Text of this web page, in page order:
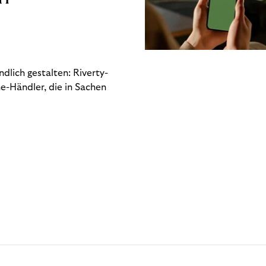
gestalten: Riverty-
Händler, die in Sachen